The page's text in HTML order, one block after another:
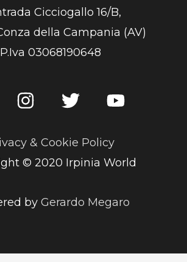
Cicciogallo 16/B,
della Campania (AV)
P.Iva 03068190648
& Cookie Policy
© 2020 Irpinia World
by Gerardo Megaro